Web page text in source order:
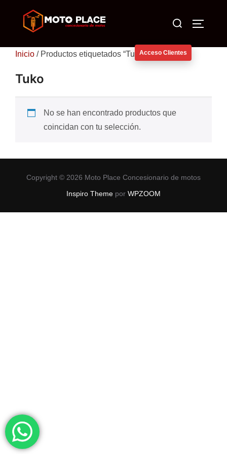
contenido
Buscar:
Inicio / Productos etiquetados “Tuko”
Tuko
No se han encontrado productos que
coincidan con tu selección.
Copyright © 2026 Moto Place Concesionario de motos
Inspiro Theme por WPZOOM
Acceso Clientes